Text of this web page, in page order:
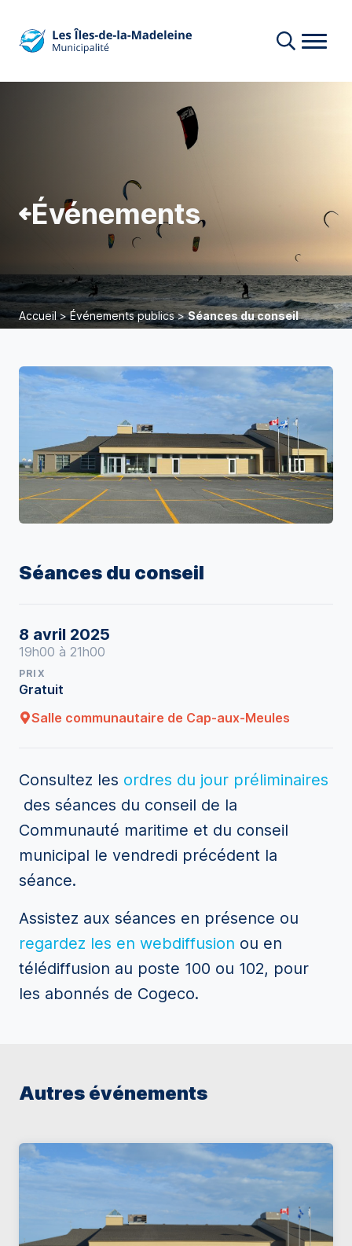
Événements
Accueil>Événements publics>Séances du conseil
Séances du conseil
8 avril 2025
19h00 à 21h00
PRIX
Gratuit
Salle communautaire de Cap-aux-Meules
Consultez les ordres du jour préliminaires
des séances du conseil de la
Communauté maritime et du conseil
municipal le vendredi précédent la
séance.
Assistez aux séances en présence ou
regardez les en webdiffusion ou en
télédiffusion au poste 100 ou 102, pour
les abonnés de Cogeco.
Autres événements